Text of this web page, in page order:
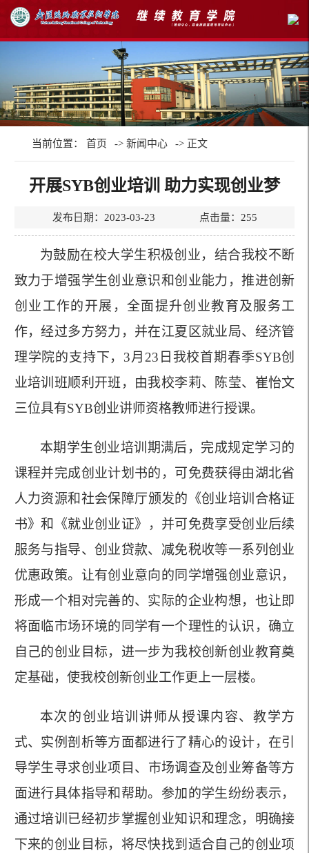
当前位置： 首页 -> 新闻中心 -> 正文
开展SYB创业培训 助力实现创业梦
发布日期：2023-03-23 点击量： 255
为鼓励在校大学生积极创业，结合我校不断
致力于增强学生创业意识和创业能力，推进创新
创业工作的开展，全面提升创业教育及服务工
作，经过多方努力，并在江夏区就业局、 经济管
理学院的支持下， 3月 23 日我校首期春季SYB创
业培训班顺利开班，由我校李莉、陈莹、崔怡文
三位具有SYB创业讲师资格教师进行授课。
本期学生创业培训期满后，完成规定学习的
课程并完成创业计划书的，可免费获得由湖北省
人力资源和社会保障厅颁发的《创业培训合格证
书》和《就业创业证》
，并可免费享受创业后续
服务与指导、创业贷款、减免税收等一系列创业
优惠政策。让有创业意向的同学增强创业意识，
形成一个相对完善的、实际的企业构想，也让即
将面临市场环境的同学有一个理性的认识，确立
自己的创业目标，进一步为我校创新创业教育奠
定基础，使我校创新创业工作更上一层楼。
本次的创业培训讲师从授课内容、教学方
式、实例剖析等方面都进行了精心的设计，在引
导学生寻求创业项目、市场调查及创业筹备等方
面进行具体指导和帮助。参加的学生纷纷表示，
通过培训已经初步掌握创业知识和理念，明确接
下来的创业目标，将尽快找到适合自己的创业项